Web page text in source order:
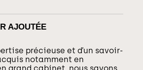
AJOUTÉE
précieuse et d’un savoir-
notamment en